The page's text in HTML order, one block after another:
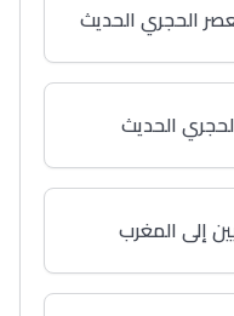
الحجري الحديث
الحديث
إلى المغرب